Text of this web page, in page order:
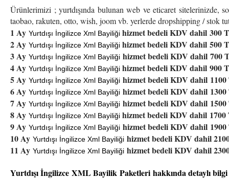
Ürünlerimizi ; yurtdışında bulunan web ve eticaret sitelerinizde,
taobao, rakuten, otto, wish, joom vb. yerlerde dropshipping / stok
1 Ay Yurtdışı İngilizce Xml Bayiliği hizmet bedeli KDV dahil 300
2 Ay Yurtdışı İngilizce Xml Bayiliği hizmet bedeli KDV dahil 500
3 Ay Yurtdışı İngilizce Xml Bayiliği hizmet bedeli KDV dahil 700
4 Ay Yurtdışı İngilizce Xml Bayiliği hizmet bedeli KDV dahil 900
5 Ay Yurtdışı İngilizce Xml Bayiliği hizmet bedeli KDV dahil
6 Ay Yurtdışı İngilizce Xml Bayiliği hizmet bedeli KDV dahil
7 Ay Yurtdışı İngilizce Xml Bayiliği hizmet bedeli KDV dahil
8 Ay Yurtdışı İngilizce Xml Bayiliği hizmet bedeli KDV dahil
9 Ay Yurtdışı İngilizce Xml Bayiliği hizmet bedeli KDV dahil
10 Ay Yurtdışı İngilizce Xml Bayiliği hizmet bedeli KDV dahil
11 Ay Yurtdışı İngilizce Xml Bayiliği hizmet bedeli KDV dahil
Yurtdışı İngilizce XML Bayilik Paketleri hakkında detaylı bilgi